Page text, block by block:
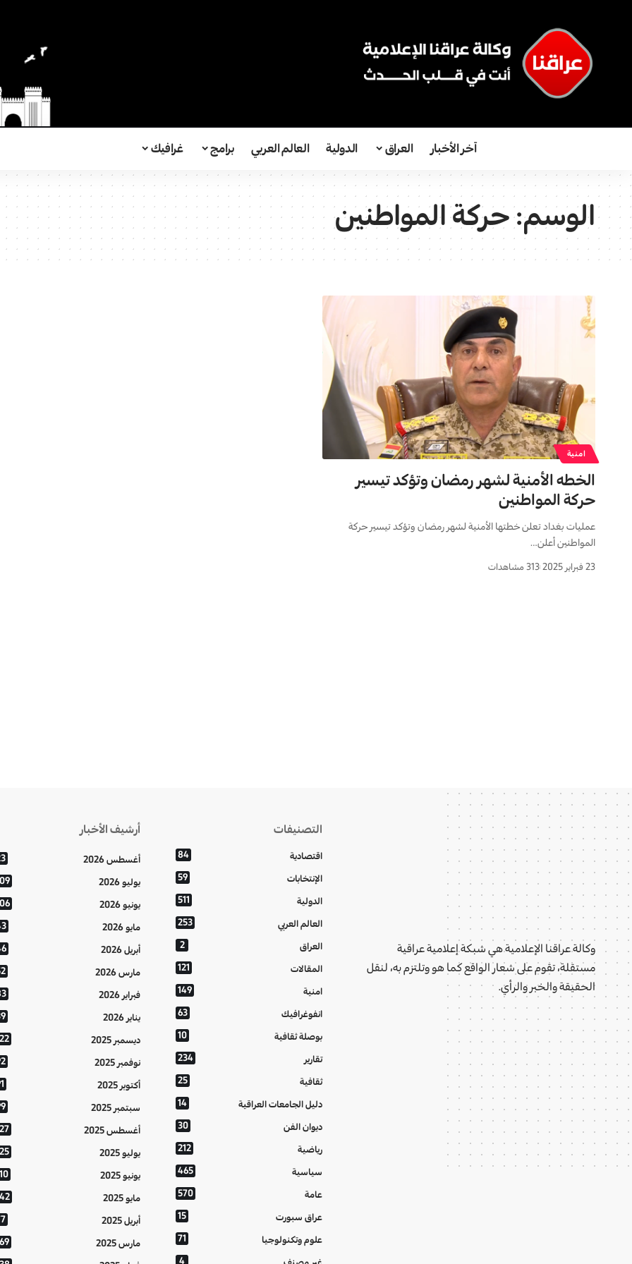
آخر الأخبار العراق الدولية العالم العربي برامج غرافيك
الوسم:حركة المواطنين
امنية
الخطه الأمنية لشهر رمضان وتؤكد تيسير
حركة المواطنين
عمليات بغداد تعلن خطتها الأمنية لشهر رمضان وتؤكد تيسير حركة
المواطنين أعلن…
23 فبراير 2025 313 مشاهدات
وكالة عراقنا الإعلامية هي شبكة إعلامية عراقية
مستقلة، تقوم على شعار الواقع كما هو وتلتزم به، لنقل
الحقيقة والخبر والرأي.
التصنيفات
اقتصادية 84
الإنتخابات 59
الدولية 511
العالم العربي 253
العراق 2
المقالات 121
امنية 149
انفوغرافيك 63
بوصلة ثقافية 10
تقارير 234
ثقافية 25
دليل الجامعات العراقية 14
ديوان الفن 30
رياضية 212
سياسية 465
عامة 570
عراق سبورت 15
علوم وتكنولوجيا 71
4
أرشيف الأخبار
أغسطس 2026
يوليو 2026
يونيو 2026
مايو 2026
أبريل 2026
مارس 2026
فبراير 2026
يناير 2026
ديسمبر 2025
نوفمبر 2025
أكتوبر 2025
سبتمبر 2025
أغسطس 2025
يوليو 2025
يونيو 2025
مايو 2025
أبريل 2025
مارس 2025